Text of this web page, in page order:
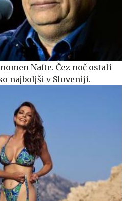
Nafte. Čez noč ostali
najboljši v Sloveniji.